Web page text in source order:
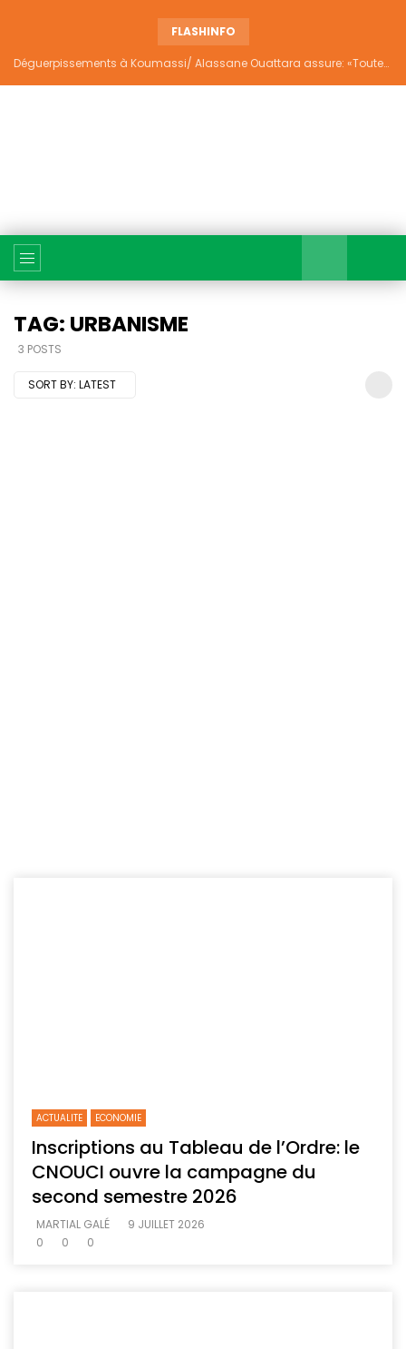
FLASHINFO
Déguerpissements à Koumassi/ Alassane Ouattara assure: «Toutes les responsabilités seront établies et elles donneront lieu aux sanctions prévues par la loi»
TAG: URBANISME
3 POSTS
SORT BY: LATEST
ACTUALITE ECONOMIE
Inscriptions au Tableau de l’Ordre: le
CNOUCI ouvre la campagne du
second semestre 2026
MARTIAL GALÉ
9 JUILLET 2026
0
0 0